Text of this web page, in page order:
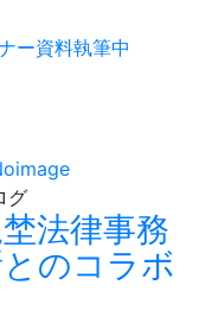
ー資料執筆中
グ
法律事務
のコラボ